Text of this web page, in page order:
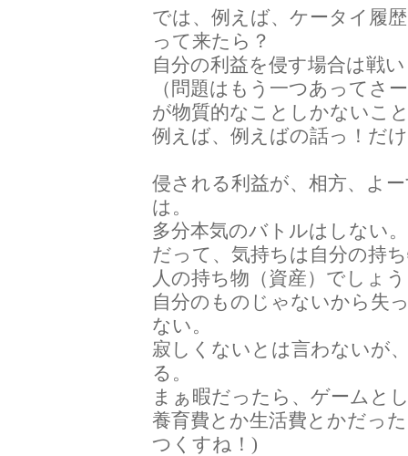
では、例えば、ケータイ履
って来たら？
自分の利益を侵す場合は戦
（問題はもう一つあってさ
が物質的なことしかないこ
例えば、例えばの話っ！だ
侵される利益が、相方、よ
は。
多分本気のバトルはしない。
だって、気持ちは自分の持
人の持ち物（資産）でしょ
自分のものじゃないから失
ない。
寂しくないとは言わないが
る。
まぁ暇だったら、ゲームと
養育費とか生活費とかだっ
つくすね！)